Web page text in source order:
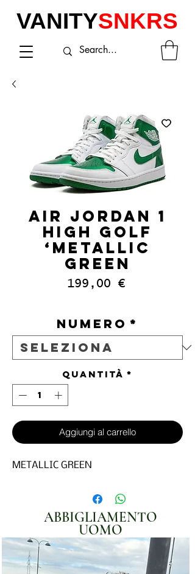
VANITYSNKRS
AIR JORDAN 1
HIGH GOLF
‘METALLIC
GREEN
199,00 €Prezzo
Numero *
Quantità *
Aggiungi al carrello
METALLIC GREEN
ABBIGLIAMENTO
UOMO